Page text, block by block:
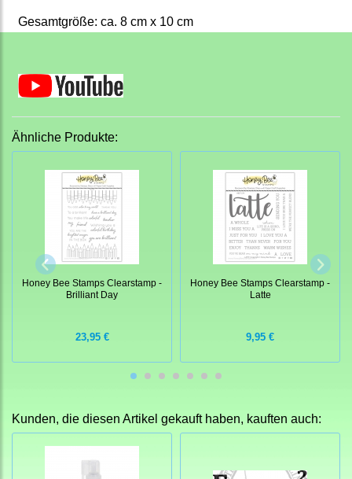
Gesamtgröße: ca. 8 cm x 10 cm
Ähnliche Produkte:
Honey Bee Stamps Clearstamp -
Brilliant Day
23,95 €
Honey Bee Stamps Clearstamp -
Latte
9,95 €
Kunden, die diesen Artikel gekauft haben, kauften auch: